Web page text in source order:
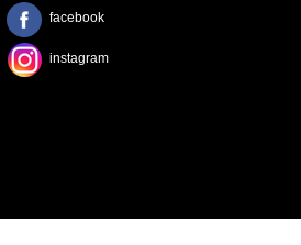
facebook
instagram